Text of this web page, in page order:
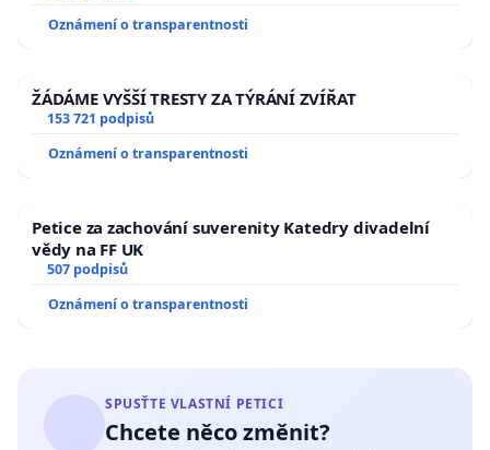
Oznámení o transparentnosti
ŽÁDÁME VYŠŠÍ TRESTY ZA TÝRÁNÍ ZVÍŘAT
153 721 podpisů
Oznámení o transparentnosti
Petice za zachování suverenity Katedry divadelní
vědy na FF UK
507 podpisů
Oznámení o transparentnosti
SPUSŤTE VLASTNÍ PETICI
Chcete něco změnit?